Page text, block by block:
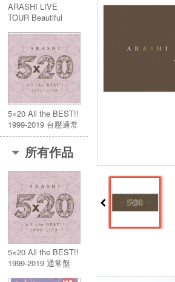
ARASHI LIVE
TOUR Beautiful
5×20 All the BEST!!
1999-2019 台壓通常
盤 4CD
所有作品
5×20 All the BEST!!
1999-2019 通常盤